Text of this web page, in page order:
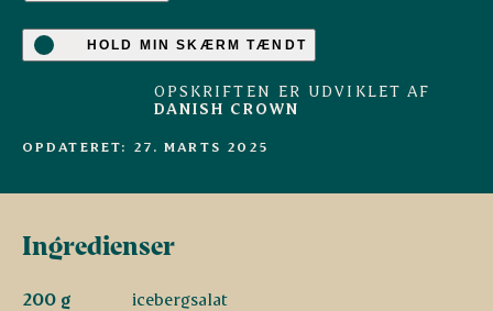
HOLD MIN SKÆRM TÆNDT
OPSKRIFTEN ER UDVIKLET AF
DANISH CROWN
OPDATERET: 27. MARTS 2025
Ingredienser
200 g
icebergsalat